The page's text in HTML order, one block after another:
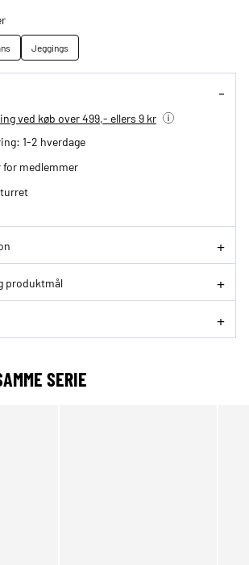
Jeggings
ved køb over 499,- ellers 9 kr
1-2 hverdage
for medlemmer
produktmål
SERIE